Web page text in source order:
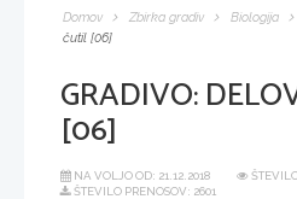
Domov Zbirka gradiv Biologija
čutil [06]
GRADIVO:
[06]
NA VOLJO OD: 21.12.2018
ŠTEVILO PRENOSOV: 2601